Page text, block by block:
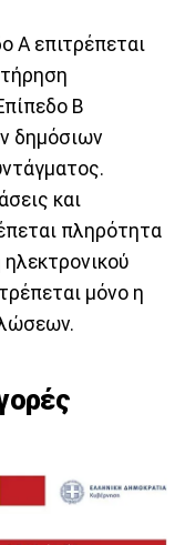
Α επιτρέπεται
Β
δημόσιων
και
πληρότητα
μόνο η